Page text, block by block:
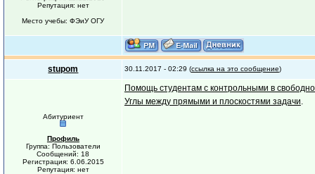
Репутация: нет
Место учебы: ФЭиУ ОГУ
stupom 30.11.2017 - 02:29 (ссылка на это сообщение)
Абитуриент
Профиль
Группа: Пользователи
Сообщений: 18
Регистрация: 6.06.2015
Репутация: нет
Помощь студентам с контрольными в
Углы между прямыми и плоскостями задачи.